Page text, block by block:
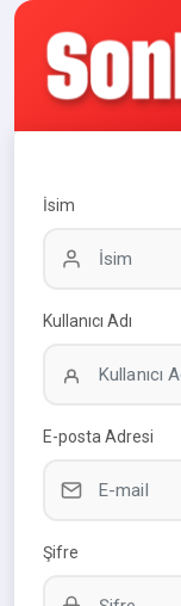
İsim
Kullanıcı Adı
E-posta Adresi
Şifre